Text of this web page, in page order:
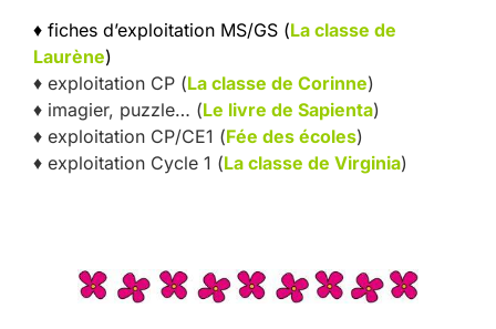
♦ fiches d’exploitation MS/GS (La classe de
Laurène)
♦ exploitation CP (La classe de Corinne)
♦ imagier, puzzle… (Le livre de Sapienta)
♦ exploitation CP/CE1 (Fée des écoles)
♦ exploitation Cycle 1 (La classe de Virginia)